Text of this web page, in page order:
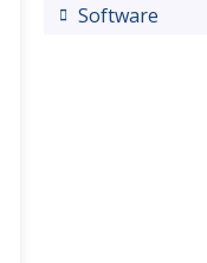
Software